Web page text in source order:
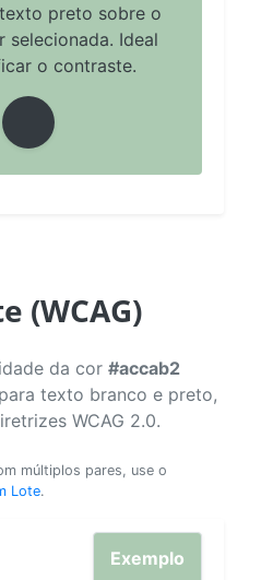
preto sobre o
selecionada. Ideal
o contraste.
(WCAG)
da cor #accab2
texto branco e preto,
WCAG 2.0.
múltiplos pares, use o
Lote.
Exemplo